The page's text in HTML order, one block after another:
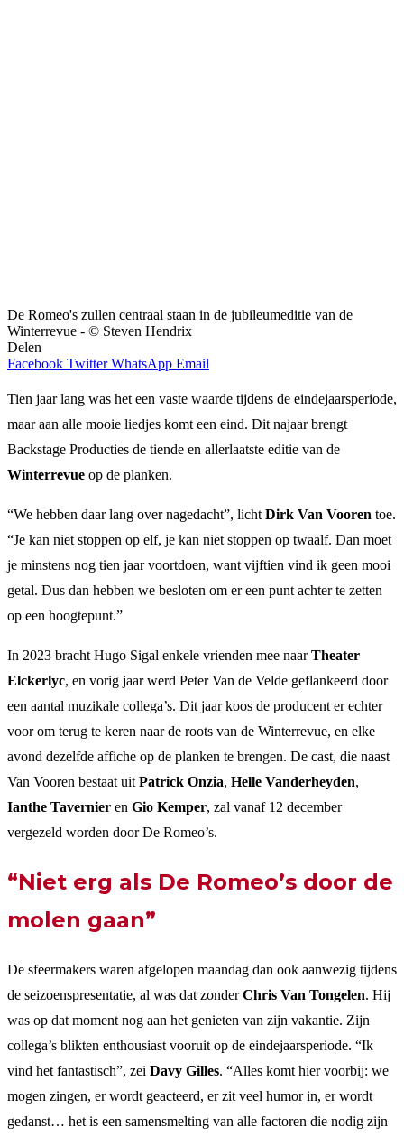
De Romeo's zullen centraal staan in de jubileumeditie van de
Winterrevue - © Steven Hendrix
Delen
Facebook Twitter WhatsApp Email
Tien jaar lang was het een vaste waarde tijdens de eindejaarsperiode,
maar aan alle mooie liedjes komt een eind. Dit najaar brengt
Backstage Producties de tiende en allerlaatste editie van de
Winterrevue op de planken.
“We hebben daar lang over nagedacht”, licht Dirk Van Vooren toe.
“Je kan niet stoppen op elf, je kan niet stoppen op twaalf. Dan moet
je minstens nog tien jaar voortdoen, want vijftien vind ik geen mooi
getal. Dus dan hebben we besloten om er een punt achter te zetten
op een hoogtepunt.”
In 2023 bracht Hugo Sigal enkele vrienden mee naarTheater
Elckerlyc, en vorig jaar werd Peter Van de Velde geflankeerd door
een aantal muzikale collega’s. Dit jaar koos de producent er echter
voor om terug te keren naar de roots van de Winterrevue, en elke
avond dezelfde affiche op de planken te brengen. De cast, die naast
Van Vooren bestaat uit Patrick Onzia, Helle Vanderheyden,
Ianthe Tavernier en Gio Kemper, zal vanaf 12 december
vergezeld worden door De Romeo’s.
“Niet erg als De Romeo’s door de
molen gaan”
De sfeermakers waren afgelopen maandag dan ook aanwezig tijdens
de seizoenspresentatie, al was dat zonderChris Van Tongelen. Hij
was op dat moment nog aan het genieten van zijn vakantie. Zijn
collega’s blikten enthousiast vooruit op de eindejaarsperiode. “Ik
vind het fantastisch”, zei Davy Gilles. “Alles komt hier voorbij: we
mogen zingen, er wordt geacteerd, er zit veel humor in, er wordt
gedanst… het is een samensmelting van alle factoren die nodig zijn